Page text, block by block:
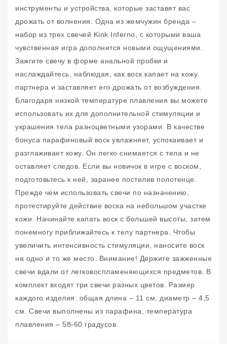
инструменты и устройства, которые заставят вас
дрожать от волнения. Одна из жемчужин бренда –
набор из трех свечей Kink Inferno, с которыми ваша
чувственная игра дополнится новыми ощущениями.
Зажгите свечу в форме анальной пробки и
наслаждайтесь, наблюдая, как воск капает на кожу
партнера и заставляет его дрожать от возбуждения.
Благодаря низкой температуре плавления вы можете
использовать их для дополнительной стимуляции и
украшения тела разноцветными узорами. В качестве
бонуса парафиновый воск увлажняет, успокаивает и
разглаживает кожу. Он легко снимается с тела и не
оставляет следов. Если вы новичок в игре с воском,
подготовьтесь к ней, заранее постелив полотенце.
Прежде чем использовать свечи по назначению,
протестируйте действие воска на небольшом участке
кожи. Начинайте капать воск с большей высоты, затем
понемногу приближайтесь к телу партнера. Чтобы
увеличить интенсивность стимуляции, наносите воск
на одно и то же место. Внимание! Держите зажженные
свечи вдали от легковоспламеняющихся предметов. В
комплект входят три свечи разных цветов. Размер
каждого изделия: общая длина – 11 см, диаметр – 4,5
см. Свечи выполнены из парафина, температура
плавления – 58-60 градусов.